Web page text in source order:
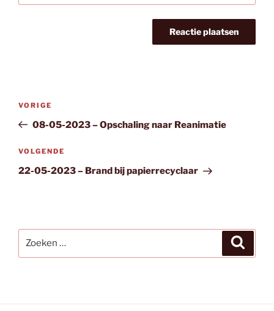
Vorig
bericht
VORIGE
08-05-2023 – Opschaling naar Reanimatie
Volgend
bericht
VOLGENDE
22-05-2023 – Brand bij papierrecyclaar
naar: